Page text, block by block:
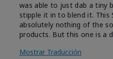
was able to just dab a tiny
stipple it in to blend it. This
absolutely nothing of the
products. But this one is a
Mostrar Traducción